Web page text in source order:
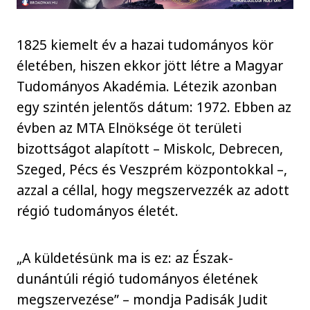
1825 kiemelt év a hazai tudományos kör
életében, hiszen ekkor jött létre a Magyar
Tudományos Akadémia. Létezik azonban
egy szintén jelentős dátum: 1972. Ebben az
évben az MTA Elnöksége öt területi
bizottságot alapított – Miskolc, Debrecen,
Szeged, Pécs és Veszprém központokkal –,
azzal a céllal, hogy megszervezzék az adott
régió tudományos életét.
„A küldetésünk ma is ez: az Észak-
dunántúli régió tudományos életének
megszervezése” – mondja Padisák Judit